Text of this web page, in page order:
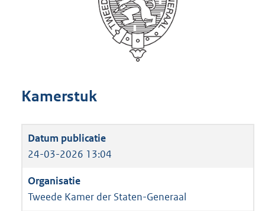
Kamerstuk
24-03-2026 13:04
Tweede Kamer der Staten-Generaal